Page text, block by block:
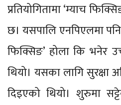
प्रतियोगितामा ‘म्याच
छ। यसपालि एनपिएलमा
फिक्सिङ’ होला कि भनेर
थियो। यसका लागि सुरक्षा
दिइएको थियो। शुरुमा